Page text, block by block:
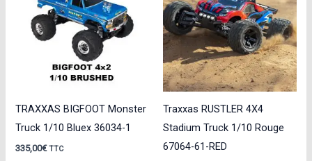
TRAXXAS BIGFOOT Monster
Truck 1/10 Bluex 36034-1
335,00€ TTC
Traxxas RUSTLER 4X4
Stadium Truck 1/10 Rouge
67064-61-RED